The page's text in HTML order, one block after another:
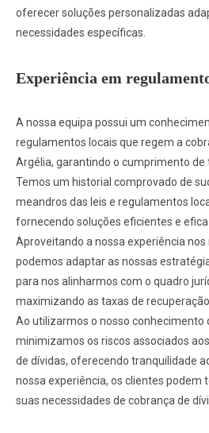
oferecer soluções personalizadas
necessidades específicas.
Experiência em
A nossa equipa possui um
regulamentos locais que regem a
Argélia, garantindo o cumprimento de
Temos um historial comprovado de
meandros das leis e regulamentos
fornecendo soluções eficientes e
Aproveitando a nossa experiência
podemos adaptar as nossas
para nos alinharmos com o quadro
maximizando as taxas de
Ao utilizarmos o nosso conhecimento
minimizamos os riscos associados
de dívidas, oferecendo tranquilidade
nossa experiência, os clientes podem
suas necessidades de cobrança de